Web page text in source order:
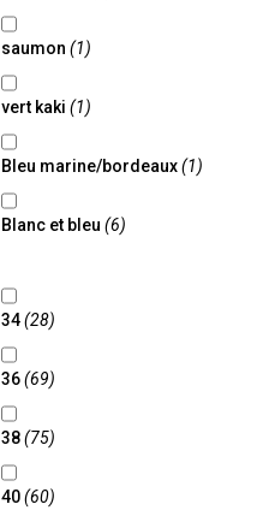
saumon (1)
vert kaki (1)
Bleu marine/bordeaux(1)
Blanc et bleu (6)
34(28)
36(69)
38(75)
40(60)